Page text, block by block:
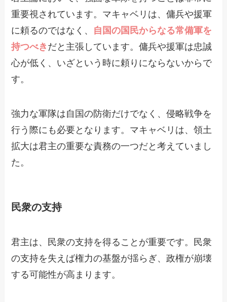
重要視されています。マキャベリは、傭兵や援軍
に頼るのではなく、 自国の国民からなる常備軍を
持つべき だと主張しています。傭兵や援軍は忠誠
心が低く、いざという時に頼りにならないからで
す。
強力な軍隊は自国の防衛だけでなく、侵略戦争を
行う際にも必要となります。マキャベリは、領土
拡大は君主の重要な責務の一つだと考えていまし
た。
民衆の支持
君主は、民衆の支持を得ることが重要です。民衆
の支持を失えば権力の基盤が揺らぎ、政権が崩壊
する可能性が高まります。